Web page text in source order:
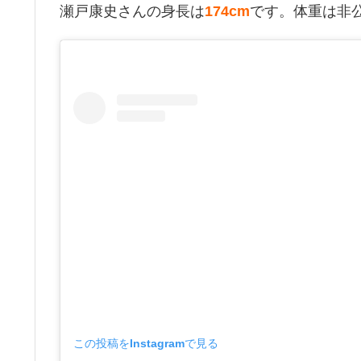
瀬戸康史さんの身長は174cmです。体重は非
この投稿をInstagramで見る